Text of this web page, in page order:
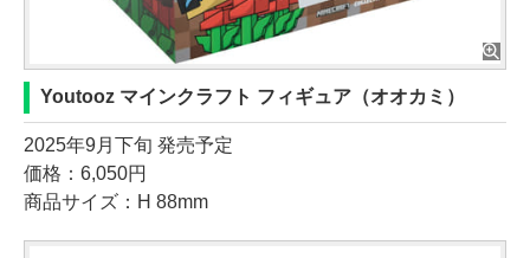
Youtooz マインクラフト フィギュア（オオカミ）
2025年9月下旬 発売予定
価格：6,050円
商品サイズ：H 88mm